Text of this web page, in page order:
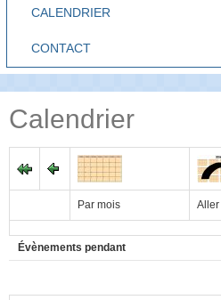
CALENDRIER
CONTACT
Calendrier
Par mois Aller
Évènements pendant